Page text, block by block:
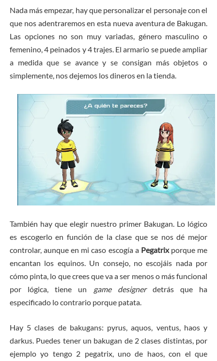
Nada más empezar, hay que personalizar el personaje con el
que nos adentraremos en esta nueva aventura de Bakugan.
Las opciones no son muy variadas, género masculino o
femenino, 4 peinados y 4 trajes. El armario se puede ampliar
a medida que se avance y se consigan más objetos o
simplemente, nos dejemos los dineros en la tienda.
También hay que elegir nuestro primer Bakugan. Lo lógico
es escogerlo en función de la clase que se nos dé mejor
controlar, aunque en mi caso escogía a Pegatrix porque me
encantan los equinos. Un consejo, no escojáis nada por
cómo pinta, lo que crees que va a ser menos o más funcional
por lógica, tiene un game designer detrás que ha
especificado lo contrario porque patata.
Hay 5 clases de bakugans: pyrus, aquos, ventus, haos y
darkus. Puedes tener un bakugan de 2 clases distintas, por
ejemplo yo tengo 2 pegatrix, uno de haos, con el que